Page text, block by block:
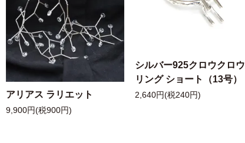
アリアス ラリエット
9,900円(税900円)
シルバー925クロウクロウ
リング ショート（13号）
2,640円(税240円)